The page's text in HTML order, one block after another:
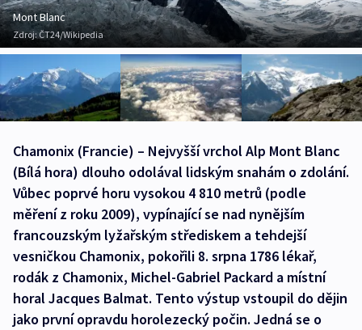
Mont Blanc
Zdroj: ČT24/Wikipedia
Chamonix (Francie) – Nejvyšší vrchol Alp Mont Blanc
(Bílá hora) dlouho odolával lidským snahám o zdolání.
Vůbec poprvé horu vysokou 4 810 metrů (podle
měření z roku 2009), vypínající se nad nynějším
francouzským lyžařským střediskem a tehdejší
vesničkou Chamonix, pokořili 8. srpna 1786 lékař,
rodák z Chamonix, Michel-Gabriel Packard a místní
horal Jacques Balmat. Tento výstup vstoupil do dějin
jako první opravdu horolezecký počin. Jedná se o